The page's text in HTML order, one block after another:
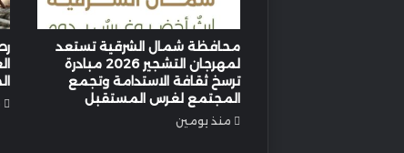
محافظة شمال الشرقية تستعد
لمهرجان التشجير 2026 مبادرة
ترسخ ثقافة الاستدامة وتجمع
المجتمع لغرس المستقبل
منذ يومين